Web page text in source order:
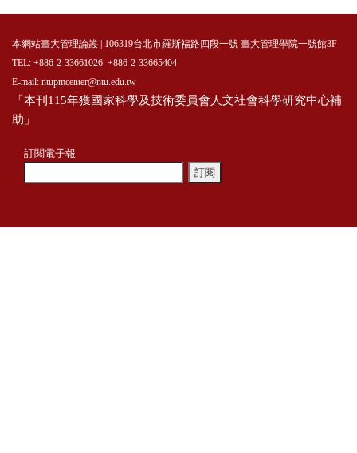
本網站臺大管理論叢 | 106319台北市羅斯福路四段一號 臺大管理學院一號館3F
TEL: +886-2-33661026 +886-2-33665404
E-mail: ntupmcenter@ntu.edu.tw
「本刊115年獲國家科學及技術委員會人文社會科學研究中心補
助」
訂閱電子報